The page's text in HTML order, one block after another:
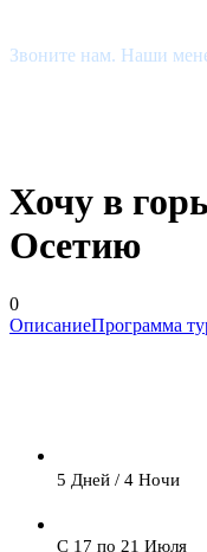
Звоните нам. Наши
Хочу в
Осетию
0
ОписаниеПрограмма
5 Дней / 4 Ночи
С 17 по 21 Июля